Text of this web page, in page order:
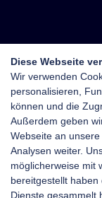
Diese Webseite
Wir verwenden
personalisieren,
können und die
Außerdem geben
Webseite an
Analysen weiter.
möglicherweise mit
bereitgestellt
Dienste gesammelt